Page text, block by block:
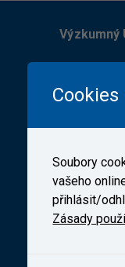
Výzkumný
Zapsaná v
soudem v
Cookies
Soubory
vašeho
přihlásit/
Zásady